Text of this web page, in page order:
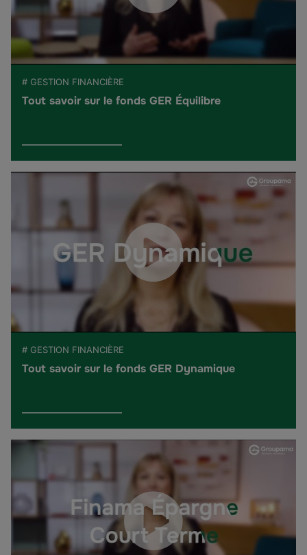
# GESTION FINANCIÈRE
Tout savoir sur le fonds GER Équilibre
# GESTION FINANCIÈRE
Tout savoir sur le fonds GER Dynamique